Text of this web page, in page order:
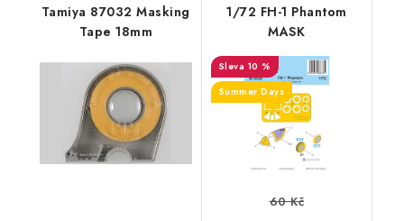
Tamiya 87032 Masking
Tape 18mm
1/72 FH-1 Phantom
MASK
10 %
Summer Days
60 Kč